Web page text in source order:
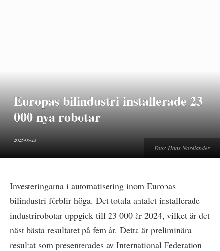
Foto: Hans Nordlander
Europas bilindustri installerade 23
000 nya robotar
2025-06-23
Investeringarna i automatisering inom Europas
bilindustri förblir höga. Det totala antalet installerade
industrirobotar uppgick till 23 000 år 2024, vilket är det
näst bästa resultatet på fem år. Detta är preliminära
resultat som presenterades av International Federation